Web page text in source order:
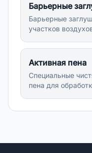
Барьерные
Барьерные
участков
Активная пена
Специальные
пена для